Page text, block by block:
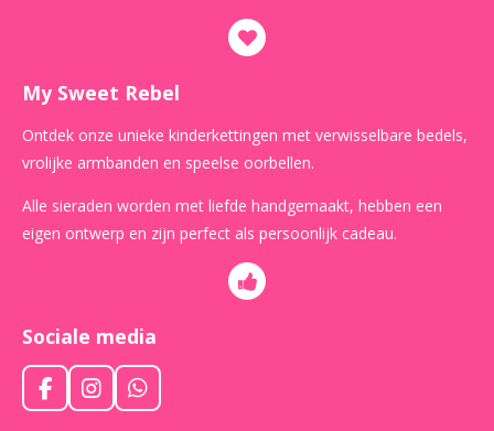
My Sweet Rebel
Ontdek onze unieke kinderkettingen met verwisselbare bedels,
vrolijke armbanden en speelse oorbellen.
Alle sieraden worden met liefde handgemaakt, hebben een
eigen ontwerp en zijn perfect als persoonlijk cadeau.
Sociale media
F
a
I
n
W
h